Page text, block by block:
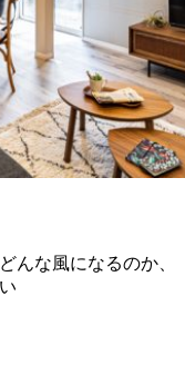
んな風になるのか、